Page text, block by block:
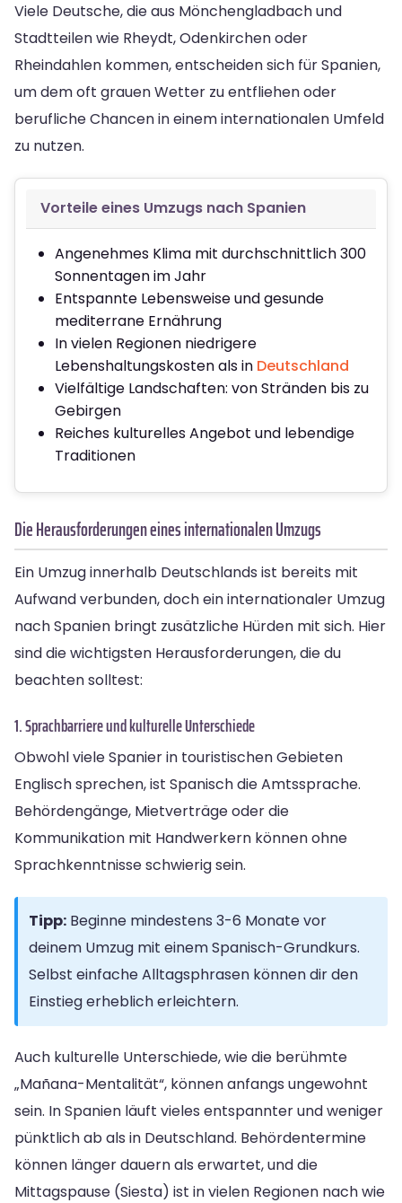
Viele Deutsche, die aus Mönchengladbach und
Stadtteilen wie Rheydt, Odenkirchen oder
Rheindahlen kommen, entscheiden sich für Spanien,
um dem oft grauen Wetter zu entfliehen oder
berufliche Chancen in einem internationalen Umfeld
zu nutzen.
Vorteile eines Umzugs nach Spanien
Angenehmes Klima mit durchschnittlich 300
Sonnentagen im Jahr
Entspannte Lebensweise und gesunde
mediterrane Ernährung
In vielen Regionen niedrigere
Lebenshaltungskosten als in Deutschland
Vielfältige Landschaften: von Stränden bis zu
Gebirgen
Reiches kulturelles Angebot und lebendige
Traditionen
Die Herausforderungen eines internationalen Umzugs
Ein Umzug innerhalb Deutschlands ist bereits mit
Aufwand verbunden, doch ein internationaler Umzug
nach Spanien bringt zusätzliche Hürden mit sich. Hier
sind die wichtigsten Herausforderungen, die du
beachten solltest:
1. Sprachbarriere und kulturelle Unterschiede
Obwohl viele Spanier in touristischen Gebieten
Englisch sprechen, ist Spanisch die Amtssprache.
Behördengänge, Mietverträge oder die
Kommunikation mit Handwerkern können ohne
Sprachkenntnisse schwierig sein.
Tipp: Beginne mindestens 3-6 Monate vor
deinem Umzug mit einem Spanisch-Grundkurs.
Selbst einfache Alltagsphrasen können dir den
Einstieg erheblich erleichtern.
Auch kulturelle Unterschiede, wie die berühmte
„Mañana-Mentalität“, können anfangs ungewohnt
sein. In Spanien läuft vieles entspannter und weniger
pünktlich ab als in Deutschland. Behördentermine
können länger dauern als erwartet, und die
Mittagspause (Siesta) ist in vielen Regionen nach wie